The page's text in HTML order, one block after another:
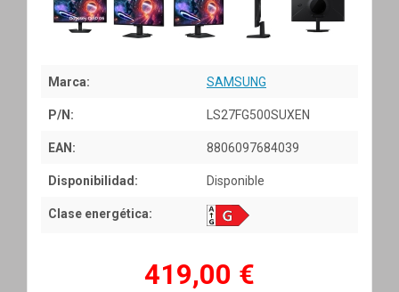
Marca: SAMSUNG
P/N: LS27FG500SUXEN
EAN: 8806097684039
Disponibilidad: Disponible
Clase energética:
419,00 €